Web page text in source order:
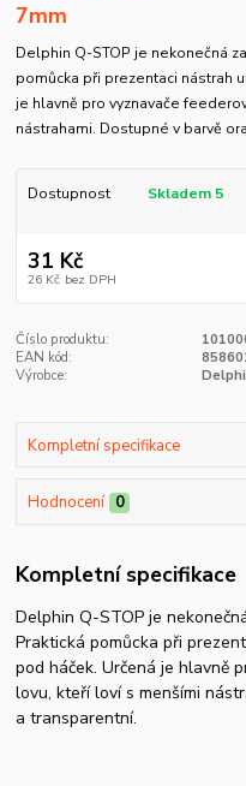
7mm
Delphin Q-STOP je nekonečná
pomůcka při prezentaci nástrah
je hlavně pro vyznavače
nástrahami. Dostupné v barvě
Dostupnost Skladem 5
31 Kč
26 Kč bez DPH
Číslo produktu:
EAN kód:
Výrobce:
Kompletní specifikace
Hodnocení 0
Kompletní specifikace
Delphin Q-STOP je
Praktická pomůcka při
pod háček. Určená je hlavně
lovu, kteří loví s menšími
a transparentní.